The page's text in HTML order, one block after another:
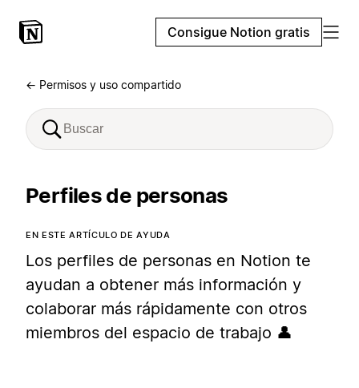
Consigue Notion gratis
← Permisos y uso compartido
Perfiles de personas
EN ESTE ARTÍCULO DE AYUDA
Los perfiles de personas en Notion te
ayudan a obtener más información y
colaborar más rápidamente con otros
miembros del espacio de trabajo 👤